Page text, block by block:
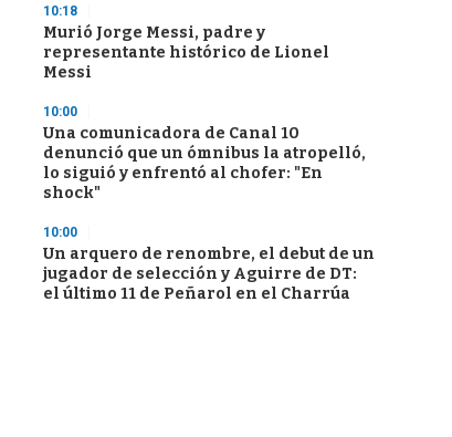
10:18
Murió Jorge Messi, padre y
representante histórico de Lionel
Messi
10:00
Una comunicadora de Canal 10
denunció que un ómnibus la atropelló,
lo siguió y enfrentó al chofer: "En
shock"
10:00
Un arquero de renombre, el debut de un
jugador de selección y Aguirre de DT:
el último 11 de Peñarol en el Charrúa